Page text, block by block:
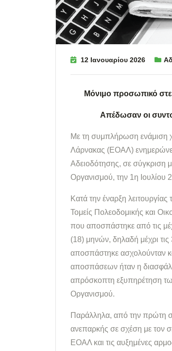
12 Ιανουαρίου 2026
Μόνιμο προσωπικό
Απέδωσαν οι
Με τη συμπλήρωση ενάμιση
Λάρνακας (ΕΟΑΛ) ενημερώνει
Αδειοδότησης, σε σύγκριση
Οργανισμού, την 1η Ιουλίου
Κατά την έναρξη
Τομείς Πολεοδομικής και
που αποσπάστηκε από τις
(18) μηνών, δηλαδή μέχρι
αποσπάστηκε ασχολούνταν
αποσπάσεων ήταν η
απρόσκοπτη εξυπηρέτηση
Οργανισμού.
Παράλληλα, από την πρώτη
ανεπαρκής σε σχέση με τον
ΕΟΑΛ και τις αυξημένες